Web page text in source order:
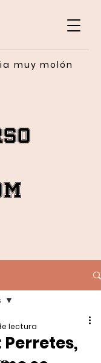
muy molón
Perretes,
lectura